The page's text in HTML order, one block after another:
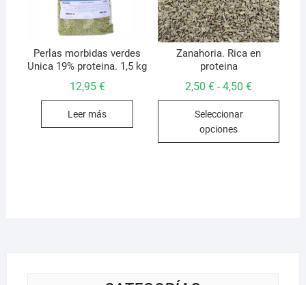
la
Perlas morbidas verdes
Unica 19% proteina. 1,5 kg
12,95 €
Leer más
Zanahoria. Rica en
proteina
2,50€ - 4,50€Rango
4,50 €
Seleccionar
opciones